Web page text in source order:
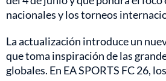
nacionales y los torneos
La actualización introduce un
que toma inspiración de las
globales. En EA SPORTS FC 26,